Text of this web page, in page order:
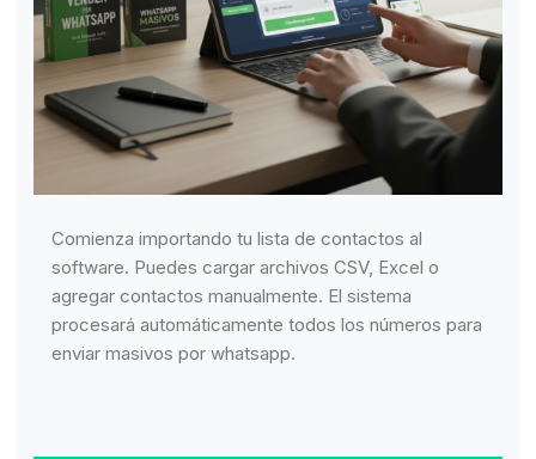
Comienza importando tu lista de contactos al
software. Puedes cargar archivos CSV, Excel o
agregar contactos manualmente. El sistema
procesará automáticamente todos los números para
enviar masivos por whatsapp.